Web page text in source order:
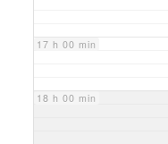
17 h 00 min
18 h 00 min